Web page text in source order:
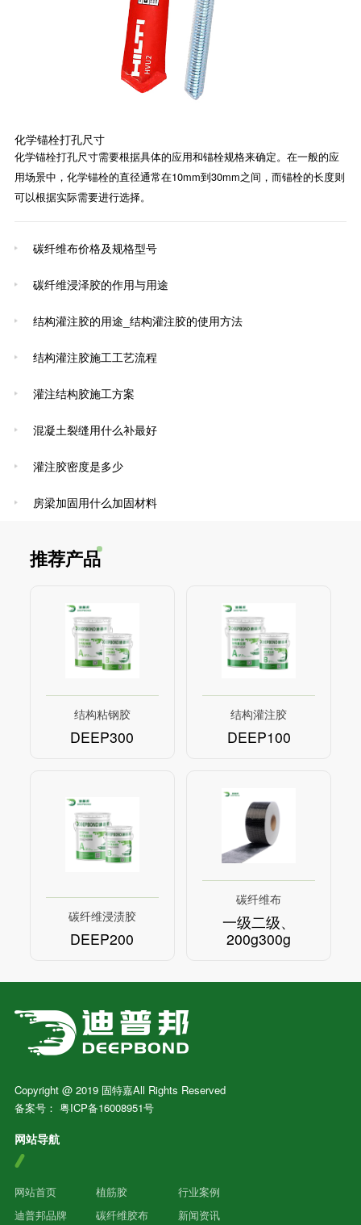
化学锚栓打孔尺寸
化学锚栓打孔尺寸需要根据具体的应用和锚栓规格来确定。在一般的应
用场景中，化学锚栓的直径通常在10mm到30mm之间，而锚栓的长度则
可以根据实际需要进行选择。
碳纤维布价格及规格型号
碳纤维浸泽胶的作用与用途
结构灌注胶的用途_结构灌注胶的使用方法
结构灌注胶施工工艺流程
灌注结构胶施工方案
混凝土裂缝用什么补最好
灌注胶密度是多少
房梁加固用什么加固材料
推荐产品
结构粘钢胶
DEEP300
结构灌注胶
DEEP100
碳纤维浸渍胶
DEEP200
碳纤维布
一级二级、
200g300g
Copyright @ 2019 固特嘉All Rights Reserved
备案号： 粤ICP备16008951号
网站导航
网站首页
迪普邦品牌
植筋胶
碳纤维胶布
行业案例
新闻资讯